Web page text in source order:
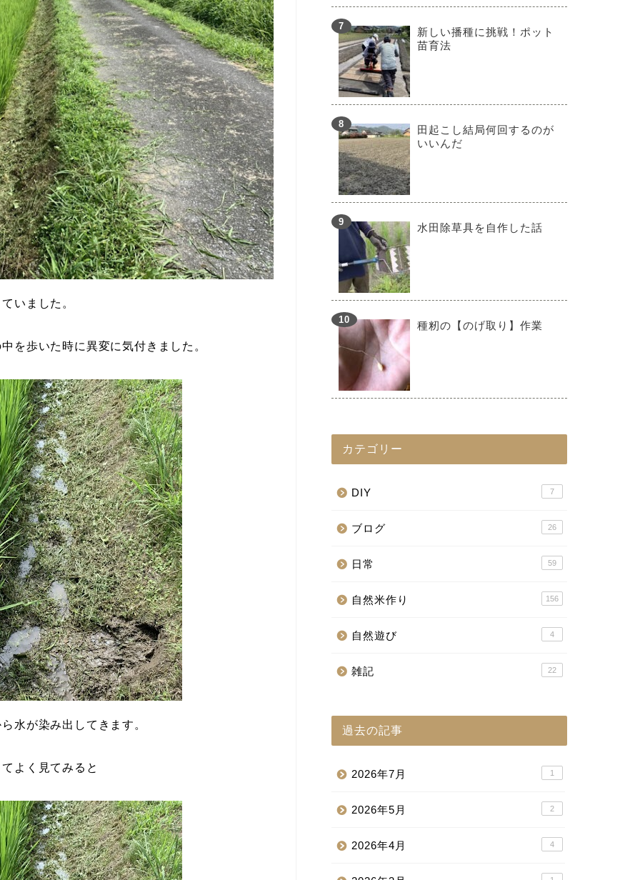
いました。
を歩いた時に異変に気付きました。
水が染み出してきます。
よく見てみると
新しい播種に挑戦！ポット
苗育法
田起こし結局何回するのが
いいんだ
水田除草具を自作した話
種籾の【のげ取り】作業
カテゴリー
DIY 7
ブログ 26
日常 59
自然米作り 156
自然遊び 4
雑記 22
過去の記事
2026年7月 1
2026年5月 2
2026年4月 4